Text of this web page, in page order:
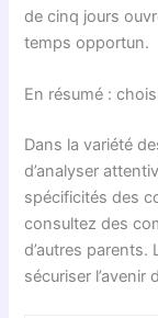
de cinq jours
temps opportun.
En résumé :
Dans la variété
d’analyser
spécificités des
consultez des
d’autres
sécuriser l’avenir